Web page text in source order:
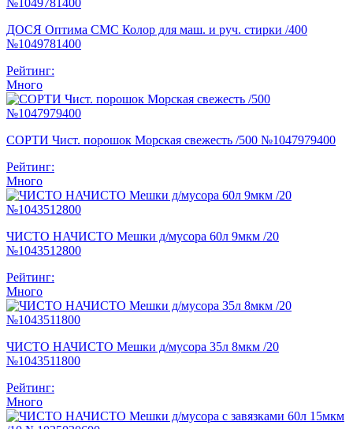
ДОСЯ Оптима СМС Колор для маш. и руч. стирки /400
№1049781400
Рейтинг:
Много
СОРТИ Чист. порошок Морская свежесть /500 №1047979400
Рейтинг:
Много
ЧИСТО НАЧИСТО Мешки д/мусора 60л 9мкм /20
№1043512800
Рейтинг:
Много
ЧИСТО НАЧИСТО Мешки д/мусора 35л 8мкм /20
№1043511800
Рейтинг:
Много